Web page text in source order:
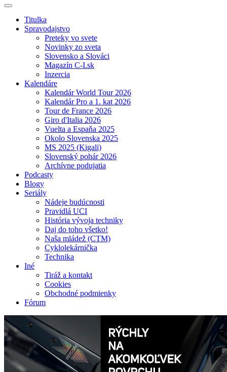
Titulka
Spravodajstvo
Preteky vo svete
Novinky zo sveta
Slovensko a Slováci
Magazín C-I.sk
Inzercia
Kalendáre
Kalendár World Tour 2026
Kalendár Pro a 1. kat 2026
Tour de France 2026
Giro d'Italia 2026
Vuelta a Espaňa 2025
Okolo Slovenska 2025
MS 2025 (Kigali)
Slovenský pohár 2026
Archívne podujatia
Podcasty
Blogy
Seriály
Nádeje budúcnosti
Pravidlá UCI
História vývoja techniky
Daj do toho všetko!
Naša mládež (CTM)
Cyklolekárnička
Technika
Iné
Tiráž a kontakt
Cookies
Obchodné podmienky
Fórum